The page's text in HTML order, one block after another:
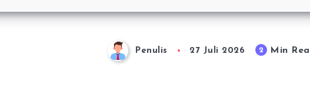
Penulis 27 Juli 2026 2 Min